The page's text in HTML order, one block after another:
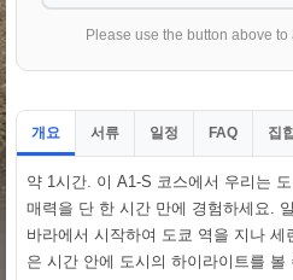
Please use the button above
개요 서류 일정 FAQ 집
약 1시간. 이 A1-S 코스에서 우리는
매력을 단 한 시간 만에 경험하세요.
바라에서 시작하여 도쿄 역을 지나
은 시간 안에 도시의 하이라이트를 볼